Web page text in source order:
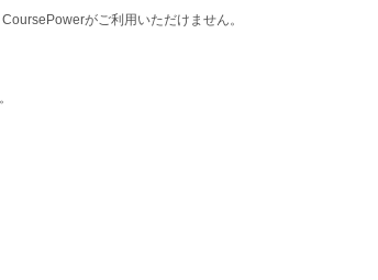
がご利用いただけません。